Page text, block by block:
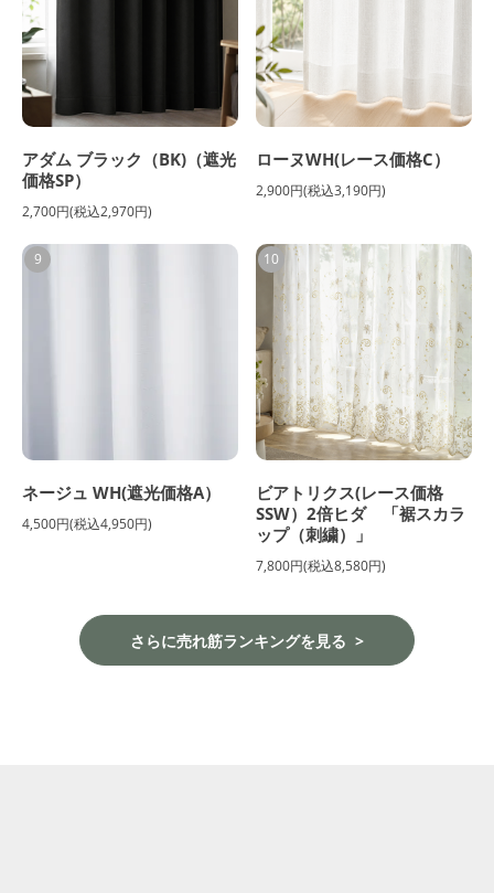
アダム ブラック（BK)（遮光
価格SP）
2,700円(税込2,970円)
ローヌWH(レース価格C）
2,900円(税込3,190円)
9
ネージュ WH(遮光価格A）
4,500円(税込4,950円)
10
ビアトリクス(レース価格
SSW）2倍ヒダ 「裾スカラ
ップ（刺繍）」
7,800円(税込8,580円)
さらに売れ筋ランキングを見る